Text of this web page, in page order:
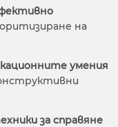
на
умения
за справяне